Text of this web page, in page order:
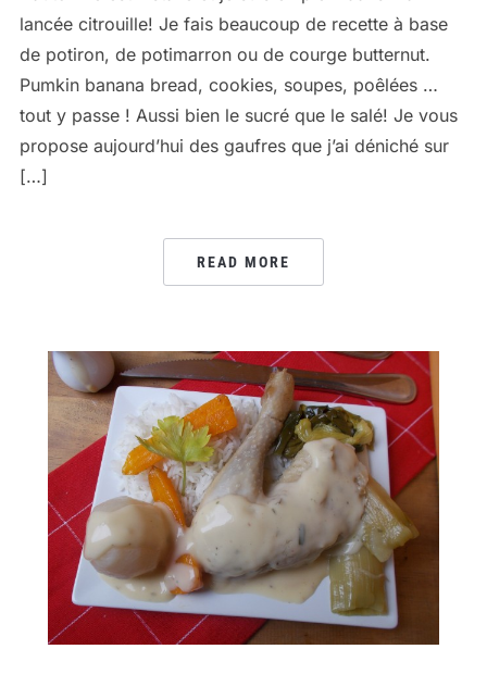
lancée citrouille! Je fais beaucoup de recette à base
de potiron, de potimarron ou de courge butternut.
Pumkin banana bread, cookies, soupes, poêlées …
tout y passe ! Aussi bien le sucré que le salé! Je vous
propose aujourd’hui des gaufres que j’ai déniché sur
[…]
READ MORE